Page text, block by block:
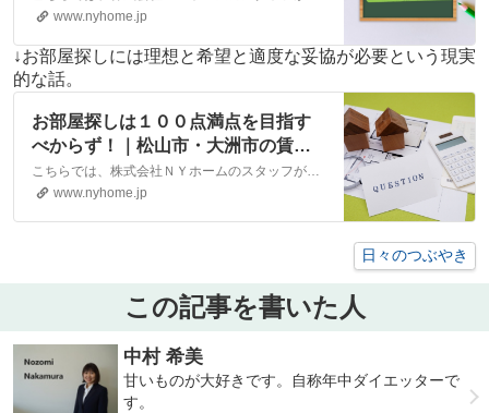
貸・不動産なら株式会社NYホーム
www.nyhome.jp
↓お部屋探しには理想と希望と適度な妥協が必要という現実
的な話。
お部屋探しは１００点満点を目指す
べからず！｜松山市・大洲市の賃
貸・不動産なら株式会社NYホーム こちらでは、株式会社ＮＹホームのスタッフが執筆したスタッフブログ記事、「お部屋探しは１００点満点を目指すべからず！」をご紹介しております。他にも様々なテーマの記事がありますので、お住まい探しの合間にぜひご一読ください！
www.nyhome.jp
日々のつぶやき
この記事を書いた人
中村 希美
甘いものが大好きです。自称年中ダイエッターで
す。